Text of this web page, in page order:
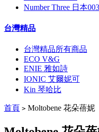
Number Three 日本003
台灣精品
台灣精品所有商品
ECO V&G
ENIE 雅如詩
IONIC 艾爾妮可
Kin 琴哈比
首頁 > Moltobene 花朵蓓妮